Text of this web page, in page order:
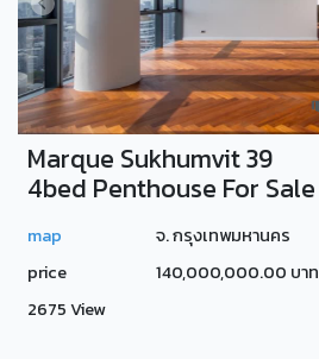
Marque Sukhumvit 39
4bed Penthouse For Sale
map
จ. กรุงเทพมหานคร
price
140,000,000.00 บาท
2675 View